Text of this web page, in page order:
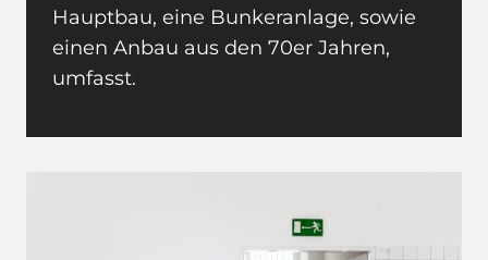
Hauptbau, eine Bunkeranlage, sowie
einen Anbau aus den 70er Jahren,
umfasst.